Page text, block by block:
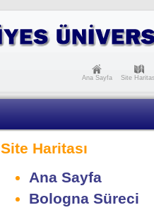
Ana Sayfa Site
Site Haritası
Ana Sayfa
Bologna Süreci